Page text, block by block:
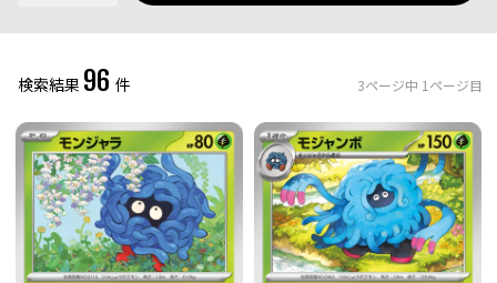
イラストレーター
レアリティ 0件選択中
ミラー仕様のカード 件選択中
検索結果 96 件 3ページ中 1 ページ目